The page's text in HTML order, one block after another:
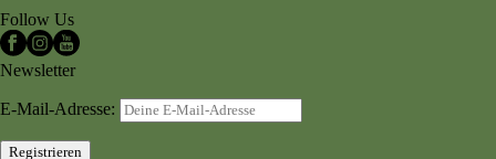
Follow Us
Newsletter
E-Mail-Adresse: